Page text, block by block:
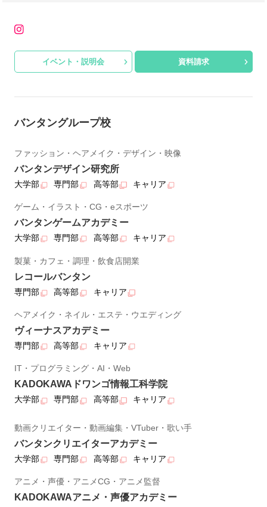
イベント・説明会 資料請求
バンタングループ校
ファッション・ヘアメイク・デザイン・映像
バンタンデザイン研究所
大学部 専門部 高等部 キャリア
ゲーム・イラスト・CG・eスポーツ
バンタンゲームアカデミー
大学部 専門部 高等部 キャリア
製菓・カフェ・調理・飲食店開業
レコールバンタン
専門部 高等部 キャリア
ヘアメイク・ネイル・エステ・ウエディング
ヴィーナスアカデミー
専門部 高等部 キャリア
IT・プログラミング・AI・Web
KADOKAWAドワンゴ情報工科学院
大学部 専門部 高等部 キャリア
動画クリエイター・動画編集・VTuber・歌い手
バンタンクリエイターアカデミー
大学部 専門部 高等部 キャリア
アニメ・声優・アニメCG・アニメ監督
KADOKAWAアニメ・声優アカデミー